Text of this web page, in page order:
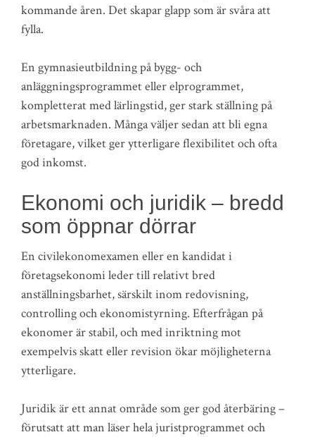
kommande åren. Det skapar glapp som är svåra att
fylla.
En gymnasieutbildning på bygg- och
anläggningsprogrammet eller elprogrammet,
kompletterat med lärlingstid, ger stark ställning på
arbetsmarknaden. Många väljer sedan att bli egna
företagare, vilket ger ytterligare flexibilitet och ofta
god inkomst.
Ekonomi och juridik – bredd
som öppnar dörrar
En civilekonomexamen eller en kandidat i
företagsekonomi leder till relativt bred
anställningsbarhet, särskilt inom redovisning,
controlling och ekonomistyrning. Efterfrågan på
ekonomer är stabil, och med inriktning mot
exempelvis skatt eller revision ökar möjligheterna
ytterligare.
Juridik är ett annat område som ger god återbäring –
förutsatt att man läser hela juristprogrammet och